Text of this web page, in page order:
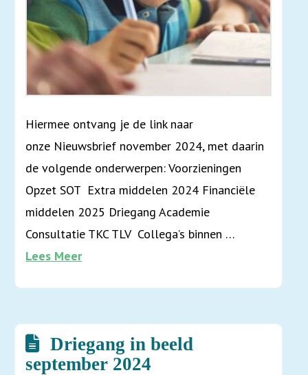
Hiermee ontvang je de link naar
onze Nieuwsbrief november 2024, met daarin
de volgende onderwerpen: Voorzieningen
Opzet SOT Extra middelen 2024 Financiële
middelen 2025 Driegang Academie
Consultatie TKC TLV Collega’s binnen …
Lees Meer
Driegang in beeld
september 2024